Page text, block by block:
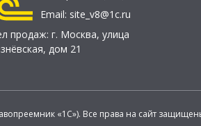
Email: site_v8@1c.ru
продаж: г. Москва, улица
дом 21
«1С»). Все права на сайт